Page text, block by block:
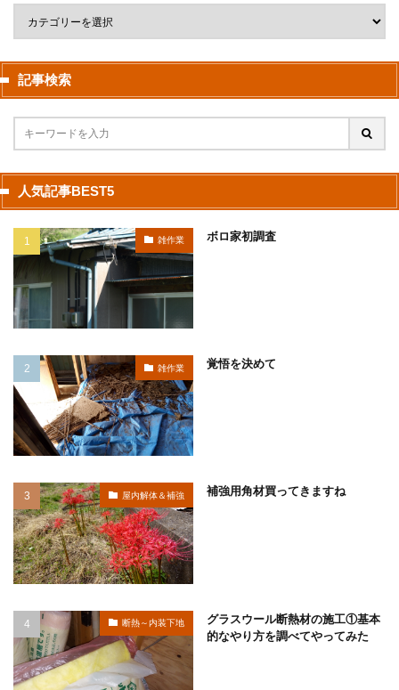
記事検索
人気記事BEST5
雑作業 ボロ家初調査
雑作業 覚悟を決めて
屋内解体＆補強 補強用角材買ってきますね
断熱～内装下地
グラスウール断熱材の施工①基本
的なやり方を調べてやってみた